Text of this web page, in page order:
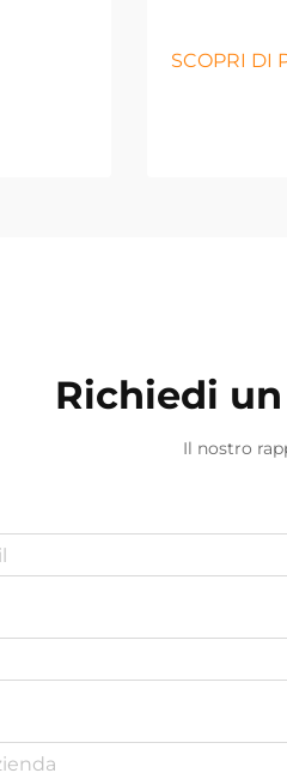
SCOPRI DI
Richiedi
Il nostro